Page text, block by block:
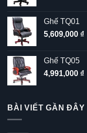
Ghế TQ01
5,609,000 ₫
Ghế TQ05
4,991,000 ₫
BÀI VIẾT GẦN ĐÂY